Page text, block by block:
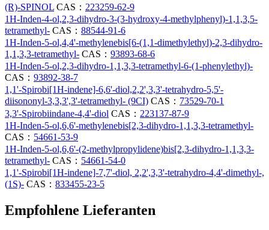
(R)-SPINOL CAS： 223259-62-9
1H-Inden-4-ol,2,3-dihydro-3-(3-hydroxy-4-methylphenyl)-1,1,3,5-
tetramethyl- CAS： 88544-91-6
1H-Inden-5-ol,4,4'-methylenebis[6-(1,1-dimethylethyl)-2,3-dihydro-
1,1,3,3-tetramethyl- CAS： 93893-68-6
1H-Inden-5-ol,2,3-dihydro-1,1,3,3-tetramethyl-6-(1-phenylethyl)-
CAS： 93892-38-7
1,1'-Spirobi[1H-indene]-6,6'-diol,2,2',3,3'-tetrahydro-5,5'-
diisononyl-3,3,3',3'-tetramethyl- (9CI) CAS： 73529-70-1
3,3'-Spirobiindane-4,4'-diol CAS： 223137-87-9
1H-Inden-5-ol,6,6'-methylenebis[2,3-dihydro-1,1,3,3-tetramethyl-
CAS： 54661-53-9
1H-Inden-5-ol,6,6'-(2-methylpropylidene)bis[2,3-dihydro-1,1,3,3-
tetramethyl- CAS： 54661-54-0
1,1'-Spirobi[1H-indene]-7,7'-diol, 2,2',3,3'-tetrahydro-4,4'-dimethyl-,
(1S)- CAS： 833455-23-5
Empfohlene Lieferanten